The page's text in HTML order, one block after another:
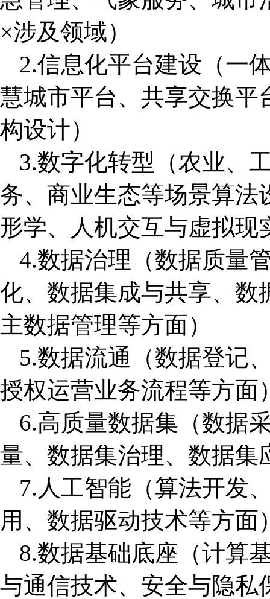
×涉及领域）
2.信息化平台建设（一
慧城市平台、共享交换平
构设计）
3.数字化转型（农业、
务、商业生态等场景算法
形学、人机交互与虚拟现
4.数据治理（数据质量
化、数据集成与共享、数
主数据管理等方面）
5.数据流通（数据登记
授权运营业务流程等方面
6.高质量数据集（数据
量、数据集治理、数据集
7.人工智能（算法开发
用、数据驱动技术等方面
8.数据基础底座（计算
与通信技术、安全与隐私